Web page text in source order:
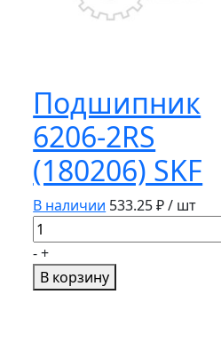
Подшипник
6206-2RS
(180206) SKF
В наличии 533.25₽ / шт
Количество
товара
Подшипник
6206-
-+
В корзину